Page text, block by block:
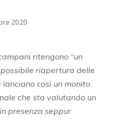
2020
ritengono “un
riapertura delle
così un monito
che sta valutando un
presenza seppur